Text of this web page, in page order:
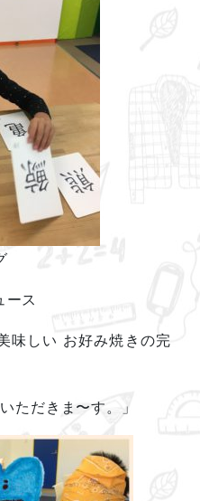
ース
味しい お好み焼きの完
ただきま〜す。」